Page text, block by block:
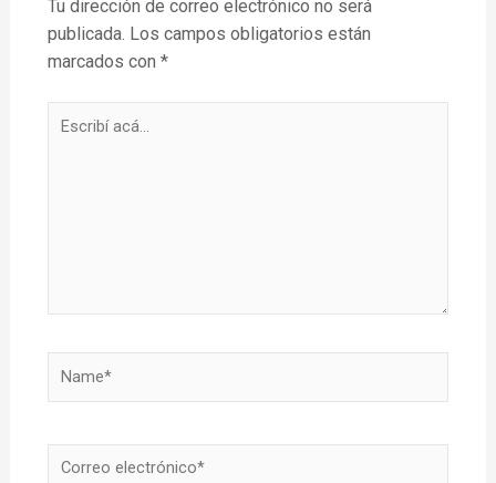
Tu dirección de correo electrónico no será
publicada. Los campos obligatorios están
marcados con *
Correo